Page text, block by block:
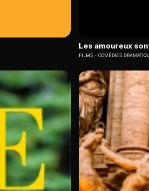
Les amoureux
FILMS COMÉDIES